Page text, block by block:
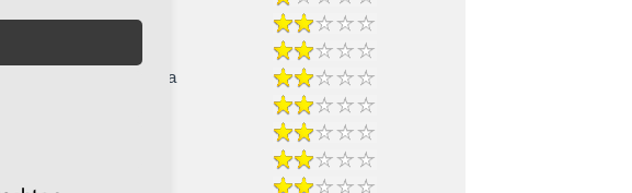
Walzer
Cha-Cha-Cha